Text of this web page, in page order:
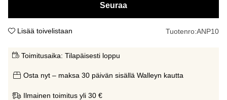
Seuraa
Lisää toivelistaan Tuotenro:ANP10
Toimitusaika: Tilapäisesti loppu
Osta nyt – maksa 30 päivän sisällä Walleyn kautta
Ilmainen toimitus yli 30 €